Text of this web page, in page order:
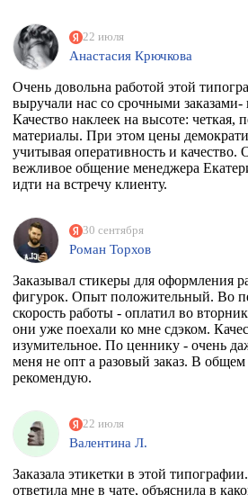
22 июля
Анастасия Крючкова
Очень довольна работой этой
выручали нас со срочными заказами-
Качество наклеек на высоте: четкая,
материалы. При этом цены
учитывая оперативность и качество.
вежливое общение менеджера
идти на встречу клиенту.
30 сентября
Роман Торхов
Заказывал стикеры для оформления
фигурок. Опыт положительный. Во
скорость работы - оплатил во
они уже поехали ко мне сдэком.
изумительное. По ценнику - очень
меня не опт а разовый заказ. В
рекомендую.
22 июля
Валентина Л.
Заказала этикетки в этой
ответила мне в чате, объяснила в